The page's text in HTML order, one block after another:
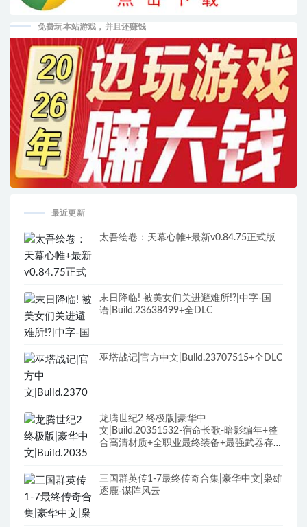
免费玩本站游戏，并且还赚钱
最近更新
太吾绘卷：天幕心帷+最新v0.84.75正式版
末日降临! 被美女们关进避难所!?|中字-国
语|Build.23638499+全DLC
巫塔战记|官方中文|Build.23707515+全DLC
龙腾世纪2 终极版|豪华中
文|Build.20351532-宿命长歌-暗影编年+整
合高清材质+全职业最终装备+最强武器存档
三国群英传1-7最终传奇合集|豪华中文|枭雄
逐鹿-谋阵风云